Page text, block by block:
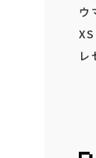
ウ
レ